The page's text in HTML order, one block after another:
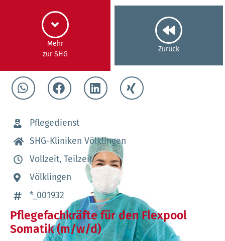
Mehr
zur SHG
Zurück
Pflegefachkräfte für den Flexpool
Somatik (m/w/d)
Pflegedienst
SHG-Kliniken Völklingen
Vollzeit, Teilzeit
Völklingen
*_001932